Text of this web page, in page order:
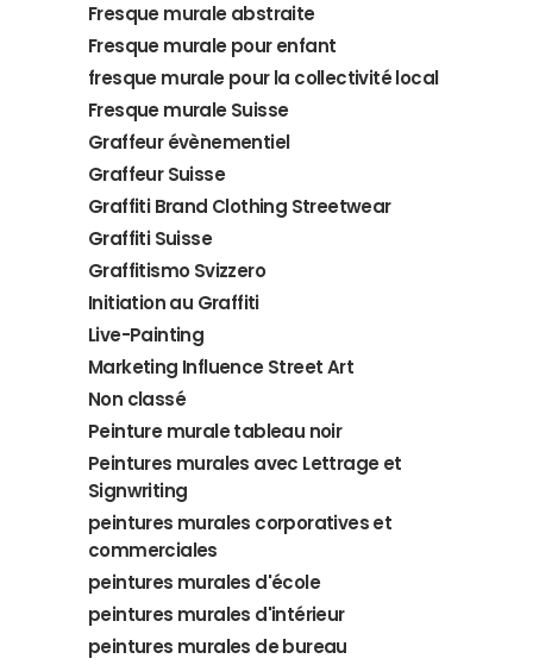
Fresque murale abstraite
Fresque murale pour enfant
fresque murale pour la collectivité local
Fresque murale Suisse
Graffeur évènementiel
Graffeur Suisse
Graffiti Brand Clothing Streetwear
Graffiti Suisse
Graffitismo Svizzero
Initiation au Graffiti
Live-Painting
Marketing Influence Street Art
Non classé
Peinture murale tableau noir
Peintures murales avec Lettrage et
Signwriting
peintures murales corporatives et
commerciales
peintures murales d'école
peintures murales d'intérieur
peintures murales de bureau